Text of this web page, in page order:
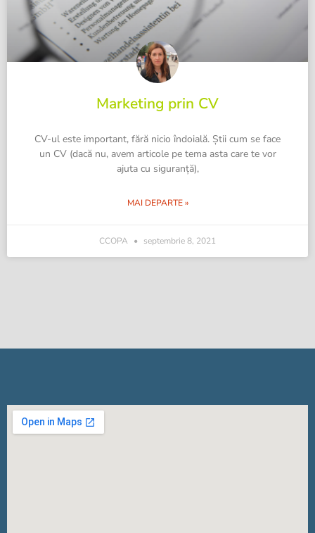
Marketing prin CV
CV-ul este important, fără nicio îndoială. Știi cum se face
un CV (dacă nu, avem articole pe tema asta care te vor
ajuta cu siguranță),
MAI DEPARTE »
CCOPA septembrie 8, 2021